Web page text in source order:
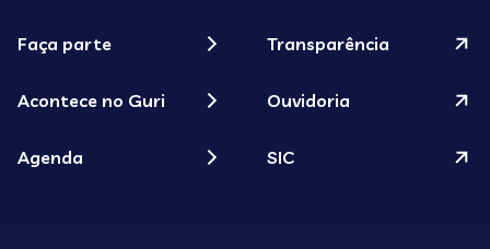
Faça parte
Acontece no Guri
Agenda
Transparência
Ouvidoria
SIC